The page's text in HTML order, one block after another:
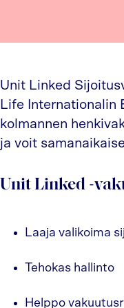
Unit Linked
Life Internationalin
kolmannen
ja voit
Unit Linked -
Laaja valikoima
Tehokas hallinto
Helppo